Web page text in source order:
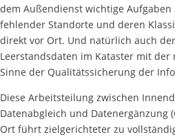
dem Außendienst wichtige
fehlender Standorte und deren
direkt vor Ort. Und natürlich auch
Leerstandsdaten im Kataster mit
Sinne der Qualitätssicherung der
Diese Arbeitsteilung zwischen
Datenabgleich und Datenergänzung
Ort führt zielgerichteter zu